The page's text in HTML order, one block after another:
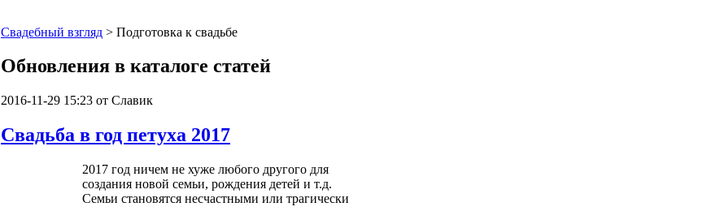
Свадебный взгляд > Подготовка к свадьбе
Обновления в каталоге статей
2016-11-29 15:23 от Славик
Свадьба в год петуха 2017
2017 год ничем не хуже любого другого для
создания новой семьи, рождения детей и т.д.
Семьи становятся несчастными или трагически